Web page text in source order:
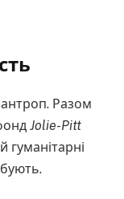
Разом
Jolie-Pitt
гуманітарні